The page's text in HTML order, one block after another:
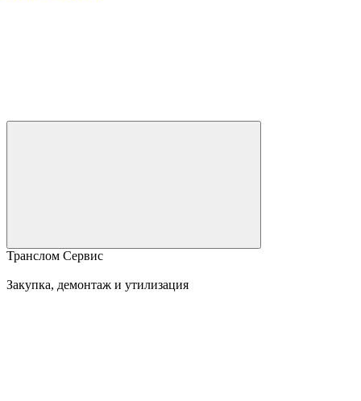
Транслом Сервис
Закупка, демонтаж и утилизация